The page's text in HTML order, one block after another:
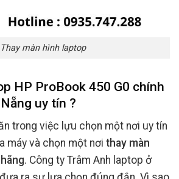
Thay màn hình laptop
HP ProBook 450 G0 chính
uy tín ?
trong việc lựu chọn một nơi uy tín
máy và chọn một nơi thay màn
. Công ty Trâm Anh laptop ở